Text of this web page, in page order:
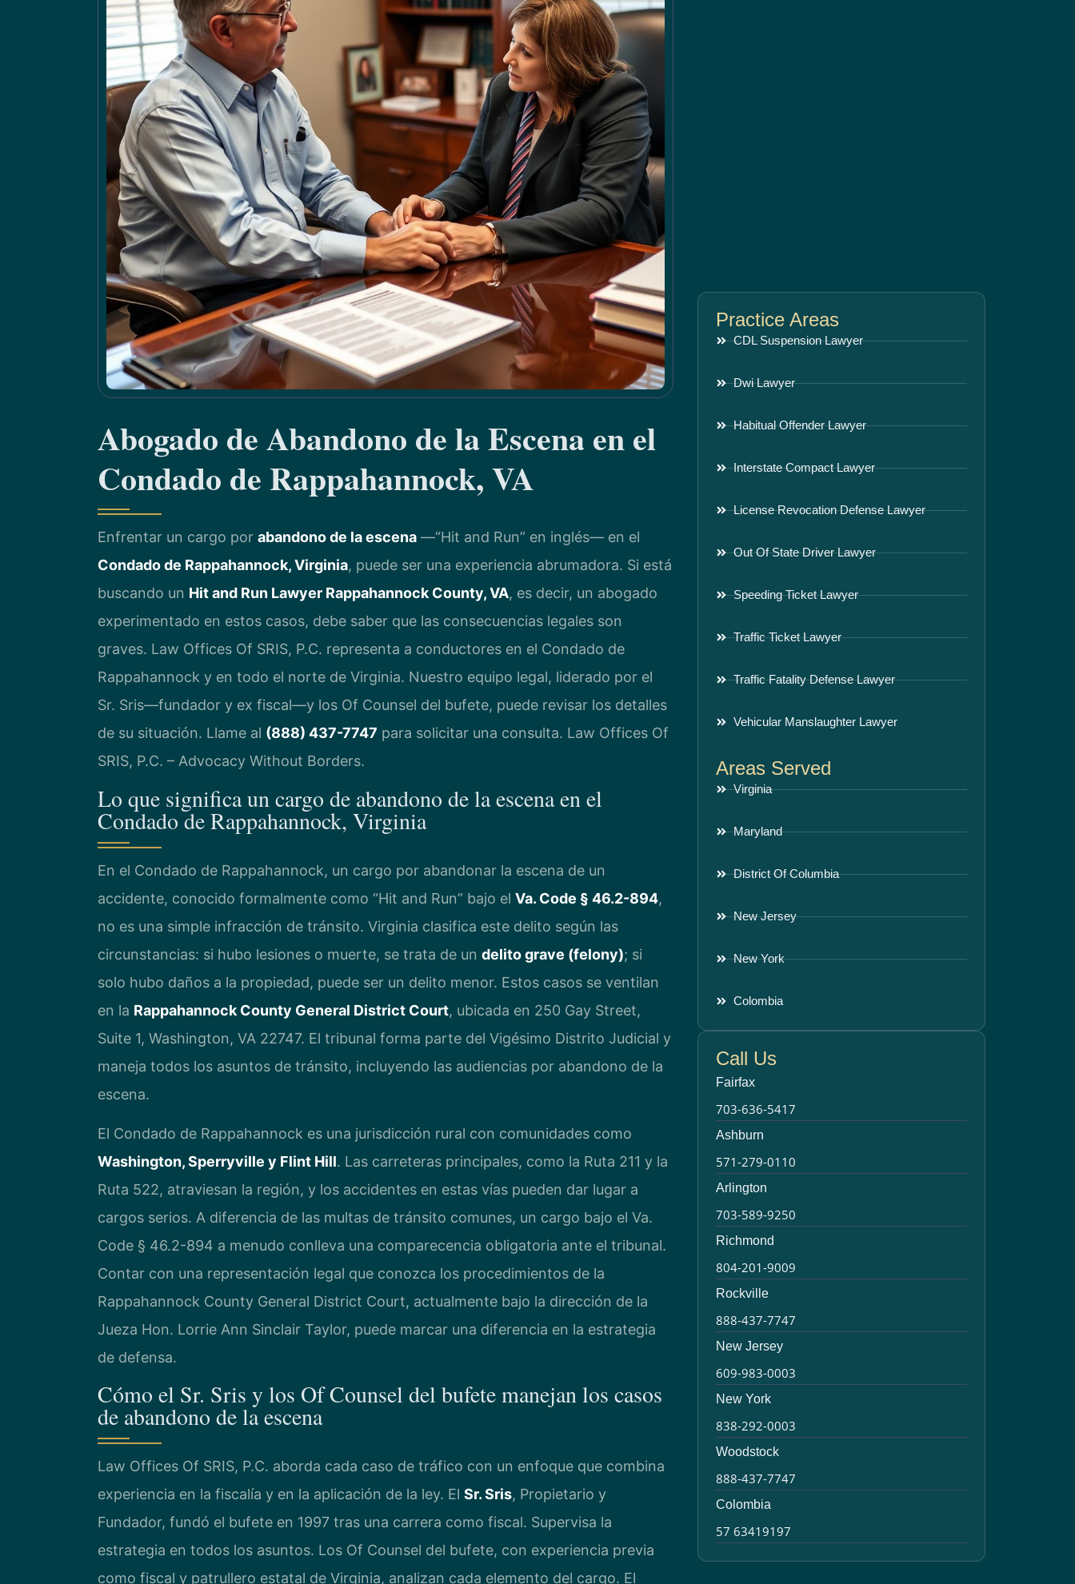
Abogado de Abandono de la Escena en el
Condado de Rappahannock, VA
Enfrentar un cargo por abandono de la escena —“Hit and Run” en inglés— en el
Condado de Rappahannock, Virginia, puede ser una experiencia abrumadora. Si está
buscando un Hit and Run Lawyer Rappahannock County, VA, es decir, un abogado
experimentado en estos casos, debe saber que las consecuencias legales son
graves. Law Offices Of SRIS, P.C. representa a conductores en el Condado de
Rappahannock y en todo el norte de Virginia. Nuestro equipo legal, liderado por el
Sr. Sris—fundador y ex fiscal—y los Of Counsel del bufete, puede revisar los detalles
de su situación. Llame al (888) 437-7747 para solicitar una consulta. Law Offices Of
SRIS, P.C. – Advocacy Without Borders.
Lo que significa un cargo de abandono de la escena en el
Condado de Rappahannock, Virginia
En el Condado de Rappahannock, un cargo por abandonar la escena de un
accidente, conocido formalmente como “Hit and Run” bajo el Va. Code § 46.2-894,
no es una simple infracción de tránsito. Virginia clasifica este delito según las
circunstancias: si hubo lesiones o muerte, se trata de un delito grave (felony); si
solo hubo daños a la propiedad, puede ser un delito menor. Estos casos se ventilan
en la Rappahannock County General District Court, ubicada en 250 Gay Street,
Suite 1, Washington, VA 22747. El tribunal forma parte del Vigésimo Distrito Judicial y
maneja todos los asuntos de tránsito, incluyendo las audiencias por abandono de la
escena.
El Condado de Rappahannock es una jurisdicción rural con comunidades como
Washington, Sperryville y Flint Hill. Las carreteras principales, como la Ruta 211 y la
Ruta 522, atraviesan la región, y los accidentes en estas vías pueden dar lugar a
cargos serios. A diferencia de las multas de tránsito comunes, un cargo bajo el Va.
Code § 46.2-894 a menudo conlleva una comparecencia obligatoria ante el tribunal.
Contar con una representación legal que conozca los procedimientos de la
Rappahannock County General District Court, actualmente bajo la dirección de la
Jueza Hon. Lorrie Ann Sinclair Taylor, puede marcar una diferencia en la estrategia
de defensa.
Cómo el Sr. Sris y los Of Counsel del bufete manejan los casos
de abandono de la escena
Law Offices Of SRIS, P.C. aborda cada caso de tráfico con un enfoque que combina
experiencia en la fiscalía y en la aplicación de la ley. El Sr. Sris, Propietario y
Fundador, fundó el bufete en 1997 tras una carrera como fiscal. Supervisa la
estrategia en todos los asuntos. Los Of Counsel del bufete, con experiencia previa
como fiscal y patrullero estatal de Virginia, analizan cada elemento del cargo. El
Practice Areas
CDL Suspension Lawyer
Dwi Lawyer
Habitual Offender Lawyer
Interstate Compact Lawyer
License Revocation Defense Lawyer
Out Of State Driver Lawyer
Speeding Ticket Lawyer
Traffic Ticket Lawyer
Traffic Fatality Defense Lawyer
Vehicular Manslaughter Lawyer
Areas Served
Virginia
Maryland
District Of Columbia
New Jersey
New York
Colombia
Call Us
Fairfax
703-636-5417
Ashburn
571-279-0110
Arlington
703-589-9250
Richmond
804-201-9009
Rockville
888-437-7747
New Jersey
609-983-0003
New York
838-292-0003
Woodstock
888-437-7747
Colombia
57 63419197